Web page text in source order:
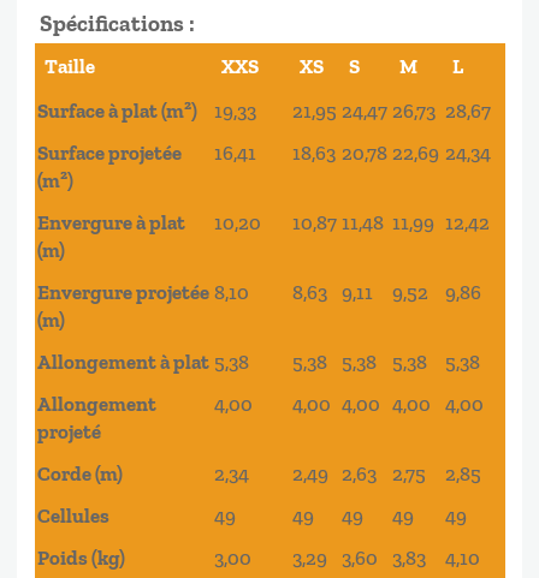
Spécifications :
Taille XXS XS S M
L
Surface à plat (m²)
19,33 21,95 24,47 26,73 28,67
Surface projetée
(m²)
16,41 18,63 20,78 22,69 24,34
Envergure à plat
(m)
10,20 10,87 11,48 11,99 12,42
Envergure projetée
(m)
8,10 8,63 9,11 9,52 9,86
Allongement à plat 5,38 5,38 5,38 5,38
5,38
Allongement
projeté
4,00 4,00 4,00 4,00 4,00
Corde (m) 2,34 2,49 2,63 2,75
2,85
Cellules
49 49 49 49
49
Poids (kg)
3,00 3,29 3,60 3,83
4,10